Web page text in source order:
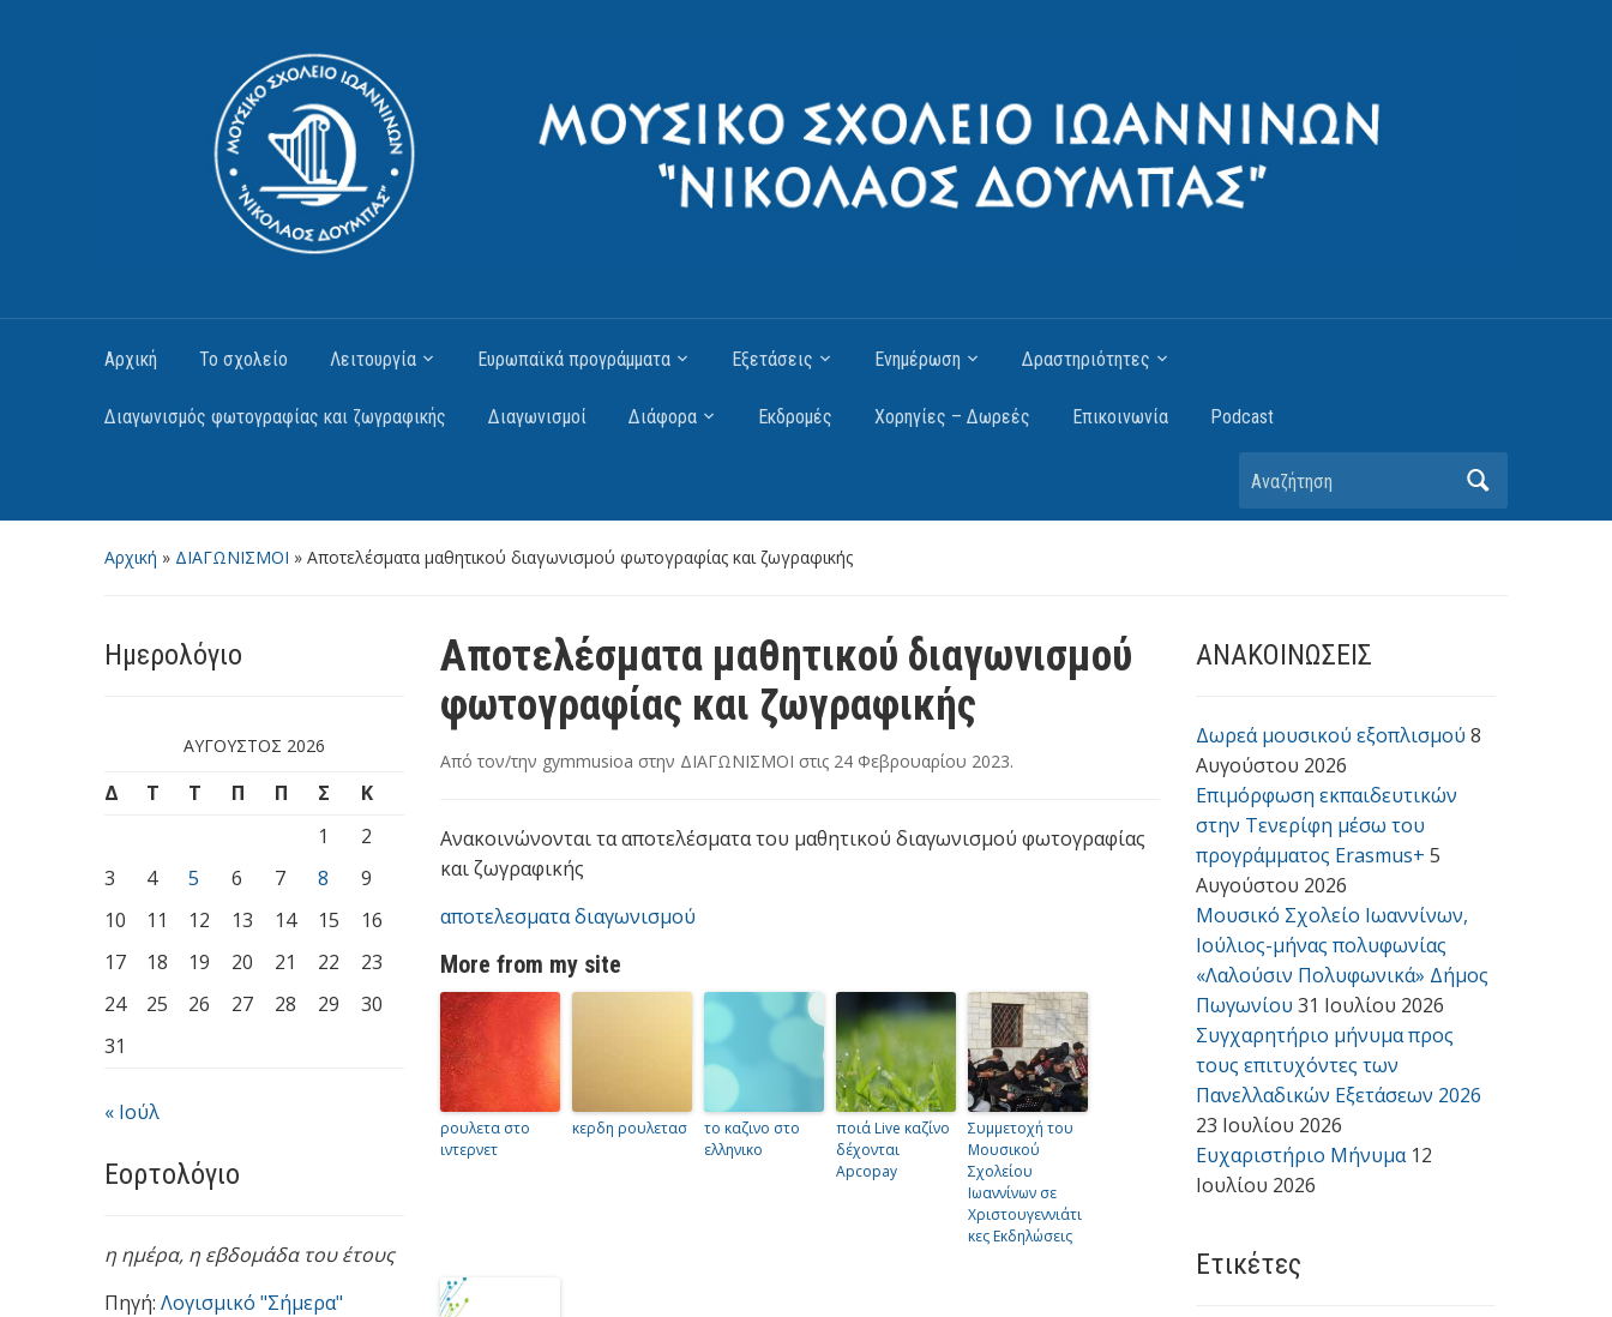
Αρχική Το σχολείο Λειτουργία Ευρωπαϊκά προγράμματα Εξετάσεις Ενημέρωση Δραστηριότητες
Διαγωνισμός φωτογραφίας και ζωγραφικής Διαγωνισμοί Διάφορα Εκδρομές Χορηγίες – Δωρεές Επικοινωνία Podcast
Αρχική » ΔΙΑΓΩΝΙΣΜΟΙ » Αποτελέσματα μαθητικού διαγωνισμού φωτογραφίας και ζωγραφικής
Ημερολόγιο
ΑΎΓΟΥΣΤΟΣ 2026
Δ Τ Τ Π Π Σ
Κ
1
2
3
4 5 6 7 8
9
10
11 12 13 14 15
16
17
18 19 20 21 22
23
24
25 26 27 28 29
30
31
« Ιούλ
Εορτολόγιο
η ημέρα, η εβδομάδα του έτους
Πηγή: Λογισμικό "Σήμερα"
Αποτελέσματα μαθητικού διαγωνισμού
φωτογραφίας και ζωγραφικής
Από τον/την gymmusioa στην ΔΙΑΓΩΝΙΣΜΟΙ στις 24 Φεβρουαρίου 2023.
Ανακοινώνονται τα αποτελέσματα του μαθητικού διαγωνισμού φωτογραφίας
και ζωγραφικής
αποτελεσματα διαγωνισμού
More from my site
ρουλετα στο
ιντερνετ
κερδη ρουλετασ
το καζινο στο
ελληνικο
ποιά Live καζίνο
δέχονται
Apcopay
Συμμετοχή του
Μουσικού
Σχολείου
Ιωαννίνων σε
Χριστουγεννιάτι
κες Εκδηλώσεις
ΑΝΑΚΟΙΝΩΣΕΙΣ
Δωρεά μουσικού εξοπλισμού 8
Αυγούστου 2026
Επιμόρφωση εκπαιδευτικών
στην Τενερίφη μέσω του
προγράμματος Erasmus+ 5
Αυγούστου 2026
Μουσικό Σχολείο Ιωαννίνων,
Ιούλιος-μήνας πολυφωνίας
«Λαλούσιν Πολυφωνικά» Δήμος
Πωγωνίου 31 Ιουλίου 2026
Συγχαρητήριο μήνυμα προς
τους επιτυχόντες των
Πανελλαδικών Εξετάσεων 2026
23 Ιουλίου 2026
Ευχαριστήριο Μήνυμα 12
Ιουλίου 2026
Ετικέτες